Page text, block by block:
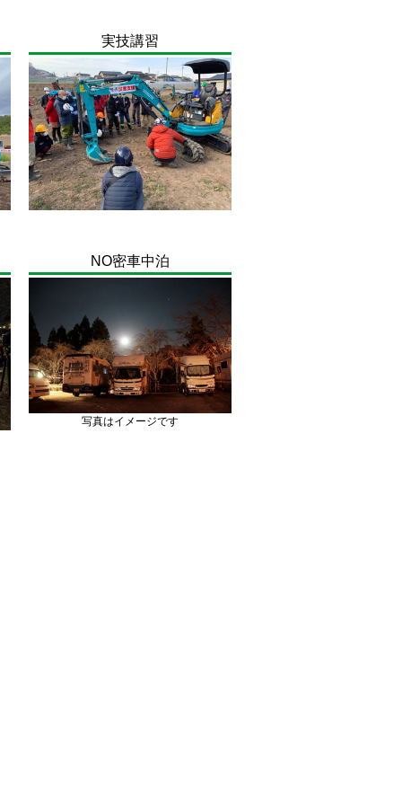
実技講習
NO密車中泊
写真はイメージです